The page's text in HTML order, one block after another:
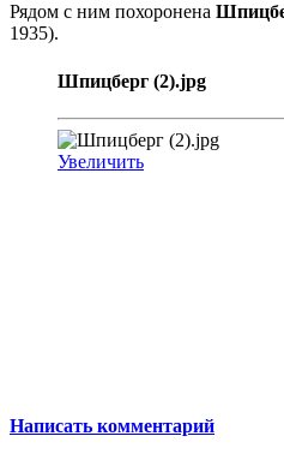
Рядом с ним похоронена
1935).
Шпицберг (2).jpg
Увеличить
Написать комментарий